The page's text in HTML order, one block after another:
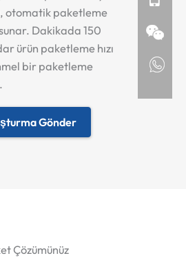
otomatik paketleme
Dakikada 150
ürün paketleme hızı
bir paketleme
Gönder
Çözümünüz